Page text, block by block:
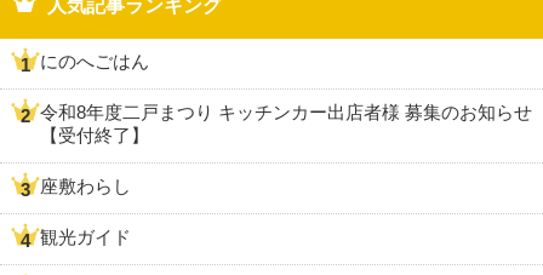
人気記事ランキング
にのへごはん
令和8年度二戸まつり キッチンカー出店者様 募集のお知らせ
【受付終了】
座敷わらし
観光ガイド